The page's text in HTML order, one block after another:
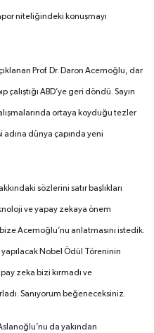
niteliğindeki konuşmayı
Prof. Dr. Daron Acemoğlu, dar
ABD’ye geri döndü. Sayın
ortaya koyduğu tezler
dünya çapında yeni
sözlerini satır başlıkları
ve yapay zekaya önem
Acemoğlu’nu anlatmasını istedik.
yapılacak Nobel Ödül Töreninin
zeka bizi kırmadı ve
Sanıyorum beğeneceksiniz.
da yakından